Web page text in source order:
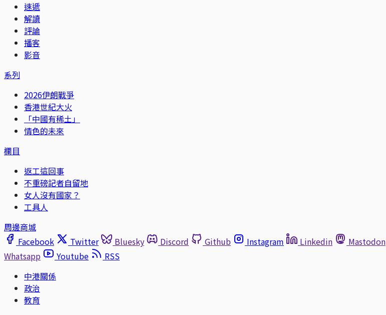
速遞
解讀
評論
播客
影音
系列
2026伊朗戰爭
香港世紀大火
「中國有稀土」
情色的未來
欄目
返工這回事
不重磅記者自留地
女人沒有國家？
工具人
周邊商城
Facebook
Twitter Bluesky Discord Github Instagram Linkedin Mastodon
Whatsapp
Youtube
RSS
中港關係
政治
教育